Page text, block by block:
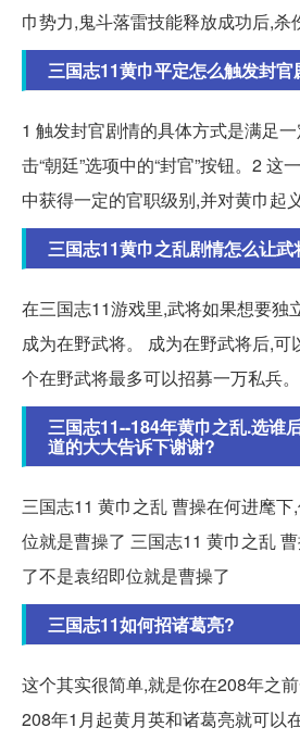
巾势力,鬼斗落雷技能释放成功后,杀
三国志11黄巾平定怎么触发封官
1 触发封官剧情的具体方式是满足
击“朝廷”选项中的“封官”按钮。2 这
中获得一定的官职级别,并对黄巾起
三国志11黄巾之乱剧情怎么让武
在三国志11游戏里,武将如果想要独
成为在野武将。 成为在野武将后,
个在野武将最多可以招募一万私兵。
三国志11--184年黄巾之乱.选谁
道的大大告诉下谢谢?
三国志11 黄巾之乱 曹操在何进麾
位就是曹操了 三国志11 黄巾之乱
了不是袁绍即位就是曹操了
三国志11如何招诸葛亮?
这个其实很简单,就是你在208年之
208年1月起黄月英和诸葛亮就可以